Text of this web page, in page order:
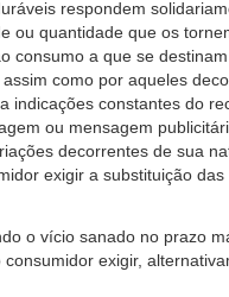
respondem
ou quantidade que os
consumo a que se
como por aqueles
indicações constantes do
ou mensagem
decorrentes de sua
exigir a substituição das
o vício sanado no prazo
exigir,